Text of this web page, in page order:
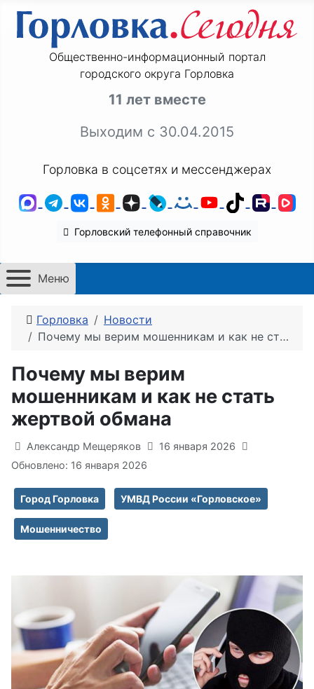
Общественно-информационный портал
городского округа Горловка
11 лет вместе
Выходим с 30.04.2015
Горловка в соцсетях и мессенджерах
MAXTelegram
ВКонтакте
Одноклассники
ДзенLiveJournal
Мой Мир
YouTube
TikTok
Горловский телефонный справочник
Меню
Горловка
Новости
Почему мы верим мошенникам и как не стать жертвой обмана
Почему мы верим
мошенникам и как не стать
жертвой обмана
Информация о материале
Александр Мещеряков
16 января 2026
Обновлено: 16 января 2026
Город Горловка УМВД России «Горловское»
Мошенничество